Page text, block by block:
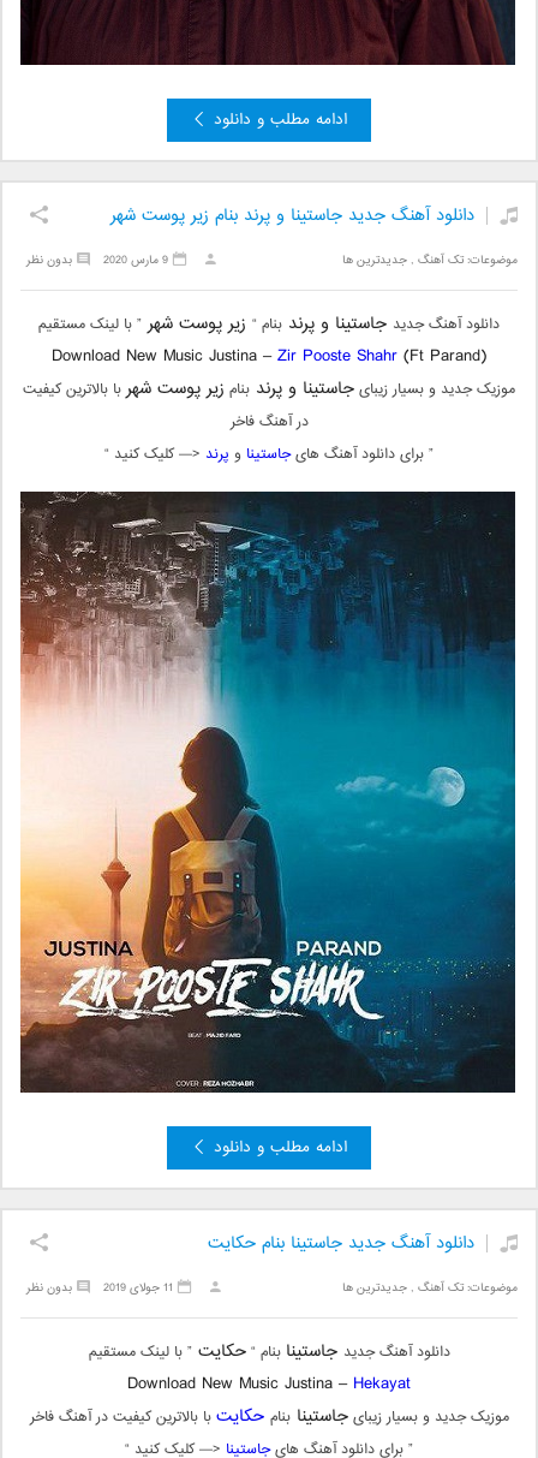
ادامه مطلب و دانلود
دانلود آهنگ جدید جاستینا و پرند بنام زیر پوست شهر
موضوعات:تک آهنگ ,جدیدترین ها بدون نظر 9 مارس 2020
دانلود آهنگ جدید جاستینا و پرند بنام “ زیر پوست شهر” با لینک مستقیم
Download New Music Justina –Zir Pooste Shahr (Ft Parand)
موزیک جدید و بسیار زیبایجاستینا و پرند بنام زیر پوست شهربا بالاترین کیفیت
در آهنگ فاخر
” برای دانلود آهنگ هایجاستینا و پرند <— کلیک کنید “
ادامه مطلب و دانلود
دانلود آهنگ جدید جاستینا بنام حکایت
موضوعات:تک آهنگ ,جدیدترین ها بدون نظر 11 جولای 2019
دانلود آهنگ جدید جاستینا بنام “حکایت” با لینک مستقیم
Download New Music Justina – Hekayat
موزیک جدید و بسیار زیبایجاستینابنام حکایتبا بالاترین کیفیت در آهنگ فاخر
” برای دانلود آهنگ هایجاستینا <— کلیک کنید “